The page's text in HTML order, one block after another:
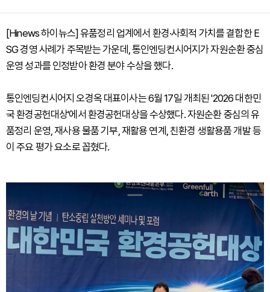
[Hinews 하이뉴스] 유품정리 업계에서 환경·사회적 가치를 결합한 E
SG 경영 사례가 주목받는 가운데, 통인엔딩컨시어지가 자원순환 중심
운영 성과를 인정받아 환경 분야 수상을 했다.
통인엔딩컨시어지 오경옥 대표이사는 6월 17일 개최된 '2026 대한민
국 환경공헌대상'에서 환경공헌대상을 수상했다. 자원순환 중심의 유
품정리 운영, 재사용 물품 기부, 재활용 연계, 친환경 생활용품 개발 등
이 주요 평가 요소로 꼽혔다.